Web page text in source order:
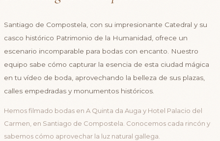
Santiago de Compostela, con su impresionante Catedral y su
casco histórico Patrimonio de la Humanidad, ofrece un
escenario incomparable para bodas con encanto. Nuestro
equipo sabe cómo capturar la esencia de esta ciudad mágica
en tu vídeo de boda, aprovechando la belleza de sus plazas,
calles empedradas y monumentos históricos.
Hemos filmado bodas en A Quinta da Auga y Hotel Palacio del
Carmen, en Santiago de Compostela. Conocemos cada rincón y
sabemos cómo aprovechar la luz natural gallega.